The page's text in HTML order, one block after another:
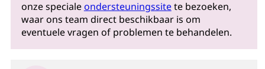
onze specialeondersteuningssitete bezoeken,
waar ons team direct beschikbaar is om
eventuele vragen of problemen te behandelen.